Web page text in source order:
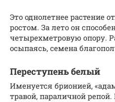
Это однолетнее растение
ростом. За лето он
четырехметровую опору.
осыпаясь, семена
Переступень белый
Именуется брионией,
травой, параличной